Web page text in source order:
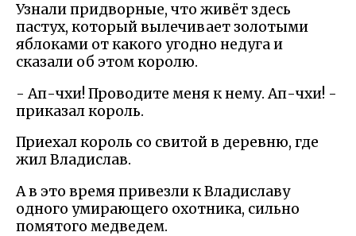
Узнали придворные, что живёт здесь
пастух, который вылечивает золотыми
яблоками от какого угодно недуга и
сказали об этом королю.
- Ап-чхи! Проводите меня к нему. Ап-чхи! -
приказал король.
Приехал король со свитой в деревню, где
жил Владислав.
А в это время привезли к Владиславу
одного умирающего охотника, сильно
помятого медведем.